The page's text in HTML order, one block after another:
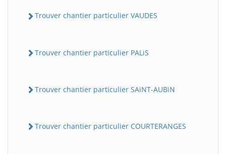
Trouver chantier particulier VAUDES
Trouver chantier particulier PALiS
Trouver chantier particulier SAiNT-AUBiN
Trouver chantier particulier COURTERANGES